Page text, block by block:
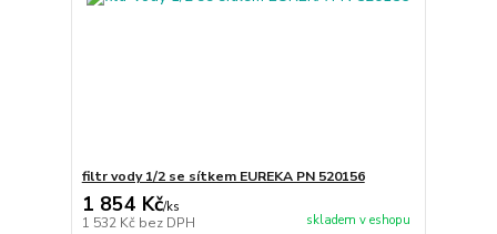
filtr vody 1/2 se sítkem EUREKA PN 520156
1 854 Kč/ks
1 532 Kč bez DPH skladem v eshopu